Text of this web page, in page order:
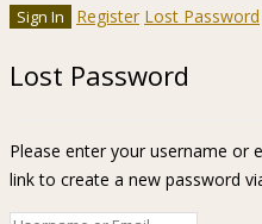
Register Lost Password
Lost Password
Please enter your username or
link to create a new password